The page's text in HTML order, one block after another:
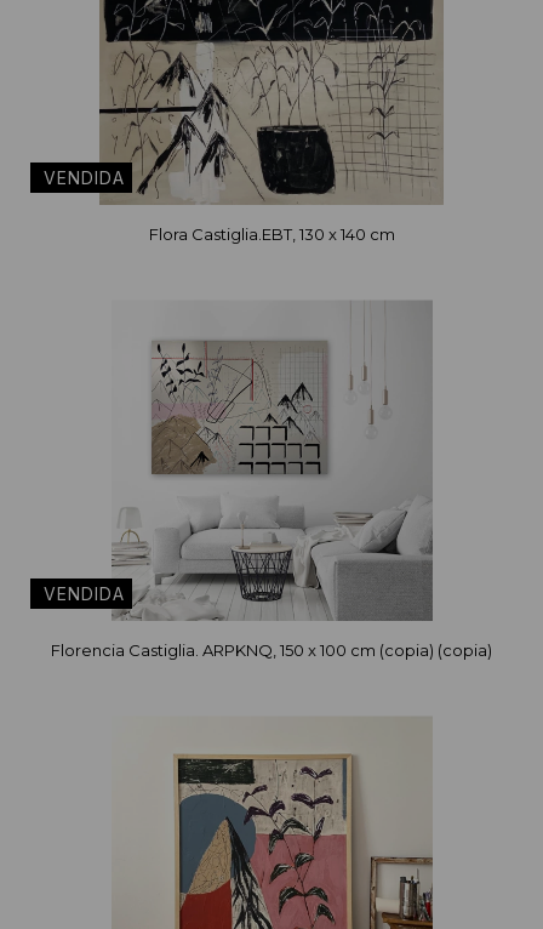
Flora Castiglia.EBT, 130 x 140 cm
Florencia Castiglia. ARPKNQ, 150 x 100 cm (copia) (copia)